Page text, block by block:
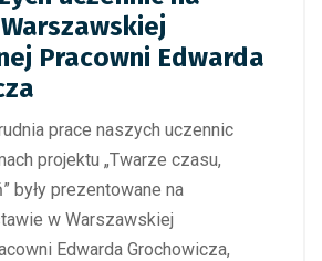
Pracowni Edwarda
prace naszych uczennic
projektu „Twarze czasu,
były prezentowane na
w Warszawskiej
Edwarda Grochowicza,